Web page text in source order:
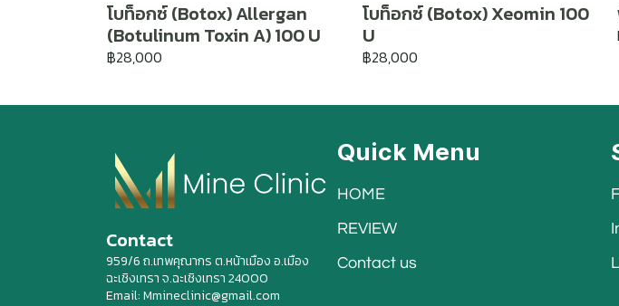
โบท็อกซ์ (Botox) Allergan
(Botulinum Toxin A) 100 U
฿28,000
โบท็อกซ์ (Botox) Xeomin 100
U
฿28,000
Contact
959/6 ถ.เทพคุณากร ต.หน้าเมือง อ.เมือง
ฉะเชิงเทรา จ.ฉะเชิงเทรา 24000
Email: Mmineclinic@gmail.com
Quick Menu
HOME
REVIEW
Contact us